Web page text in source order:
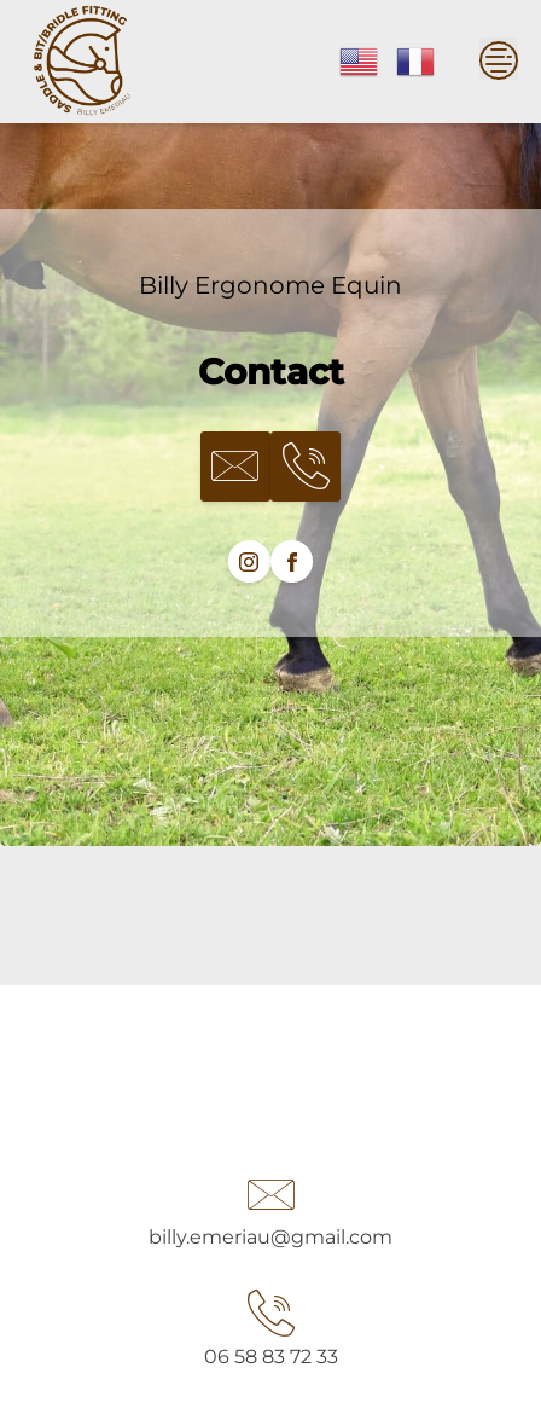
content
Billy Ergonome Equin
Contact
billy.emeriau@gmail.com
06 58 83 72 33